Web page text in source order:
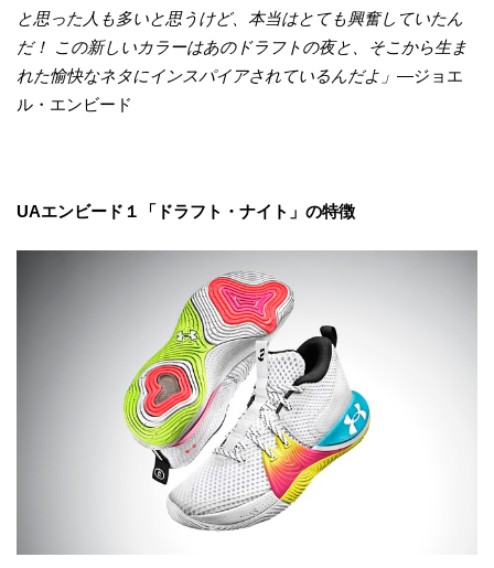
と思った人も多いと思うけど、本当はとても興奮していたん
だ！ この新しいカラーはあのドラフトの夜と、そこから生ま
れた愉快なネタにインスパイアされているんだよ」​ ―ジョエ
ル・エンビード​
UAエンビード１「ドラフト・ナイト」の特徴 ​